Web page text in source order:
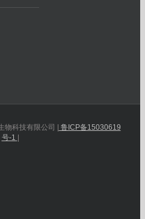
物科技有限公司 | 鲁ICP备15030619
号-1 |